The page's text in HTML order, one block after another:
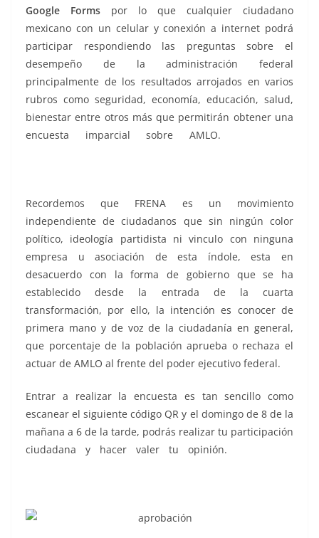
Google Forms por lo que cualquier ciudadano
mexicano con un celular y conexión a internet podrá
participar respondiendo las preguntas sobre el
desempeño de la administración federal
principalmente de los resultados arrojados en varios
rubros como seguridad, economía, educación, salud,
bienestar entre otros más que permitirán obtener una
encuesta imparcial sobre AMLO.
Recordemos que FRENA es un movimiento
independiente de ciudadanos que sin ningún color
político, ideología partidista ni vinculo con ninguna
empresa u asociación de esta índole, esta en
desacuerdo con la forma de gobierno que se ha
establecido desde la entrada de la cuarta
transformación, por ello, la intención es conocer de
primera mano y de voz de la ciudadanía en general,
que porcentaje de la población aprueba o rechaza el
actuar de AMLO al frente del poder ejecutivo federal.
Entrar a realizar la encuesta es tan sencillo como
escanear el siguiente código QR y el domingo de 8 de la
mañana a 6 de la tarde, podrás realizar tu participación
ciudadana y hacer valer tu opinión.